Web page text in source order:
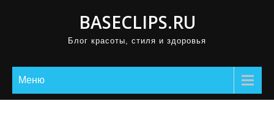
BASECLIPS.RU
Блог красоты, стиля и здоровья
Меню